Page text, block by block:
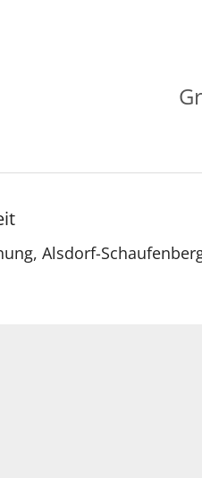
Alsdorf-